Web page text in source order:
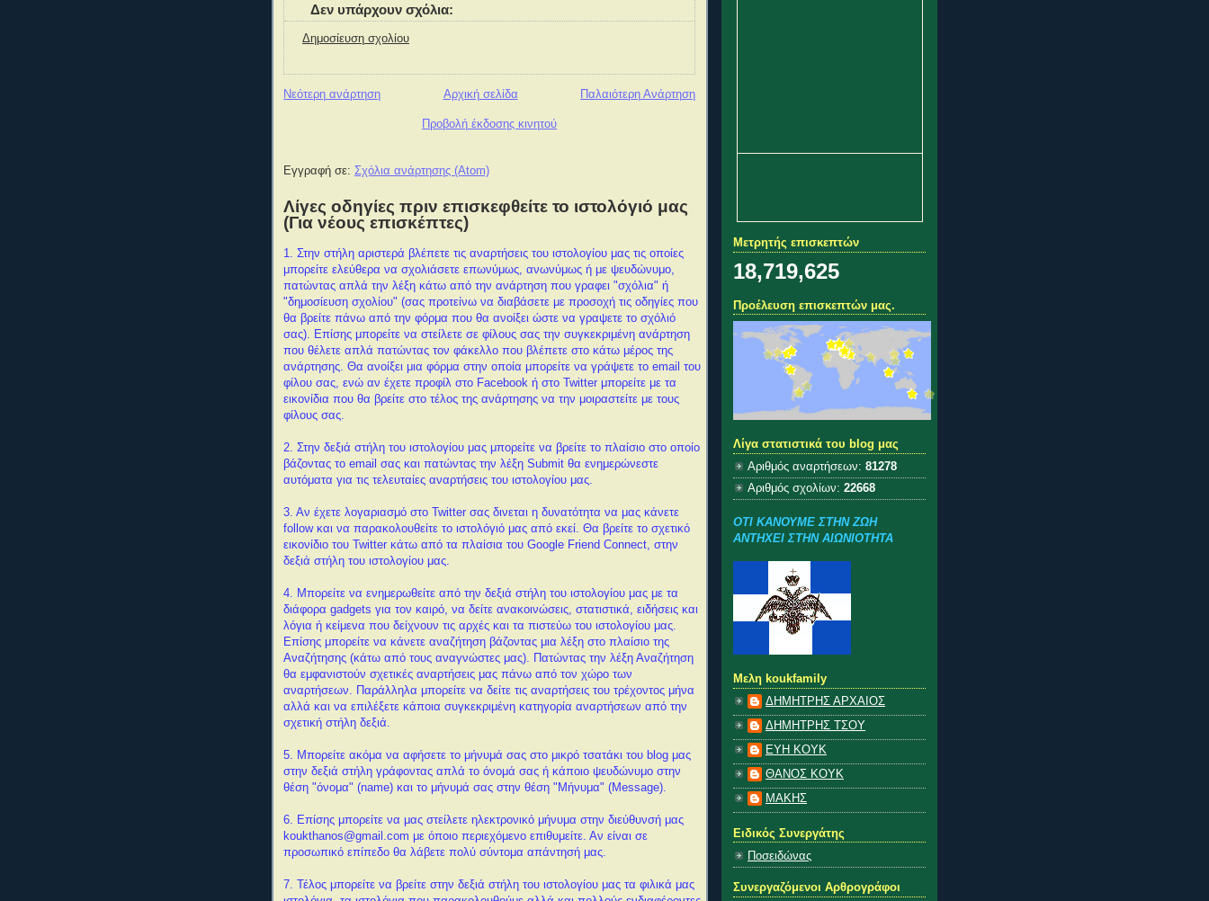
Δεν υπάρχουν σχόλια:
Δημοσίευση σχολίου
Νεότερη ανάρτηση Παλαιότερη Ανάρτηση
Αρχική σελίδα
Προβολή έκδοσης κινητού
Εγγραφή σε: Σχόλια ανάρτησης (Atom)
Λίγες οδηγίες πριν επισκεφθείτε το ιστολόγιό μας
(Για νέους επισκέπτες)
1. Στην στήλη αριστερά βλέπετε τις αναρτήσεις του ιστολογίου μας τις οποίες
μπορείτε ελεύθερα να σχολιάσετε επωνύμως, ανωνύμως ή με ψευδώνυμο,
πατώντας απλά την λέξη κάτω από την ανάρτηση που γραφει "σχόλια" ή
"δημοσίευση σχολίου" (σας προτείνω να διαβάσετε με προσοχή τις οδηγίες που
θα βρείτε πάνω από την φόρμα που θα ανοίξει ώστε να γραψετε το σχόλιό
σας). Επίσης μπορείτε να στείλετε σε φίλους σας την συγκεκριμένη ανάρτηση
που θέλετε απλά πατώντας τον φάκελλο που βλέπετε στο κάτω μέρος της
ανάρτησης. Θα ανοίξει μια φόρμα στην οποία μπορείτε να γράψετε το email του
φίλου σας, ενώ αν έχετε προφίλ στο Facebook ή στο Twitter μπορείτε με τα
εικονίδια που θα βρείτε στο τέλος της ανάρτησης να την μοιραστείτε με τους
φίλους σας.
2. Στην δεξιά στήλη του ιστολογίου μας μπορείτε να βρείτε το πλαίσιο στο οποίο
βάζοντας το email σας και πατώντας την λέξη Submit θα ενημερώνεστε
αυτόματα για τις τελευταίες αναρτήσεις του ιστολογίου μας.
3. Αν έχετε λογαριασμό στο Twitter σας δινεται η δυνατότητα να μας κάνετε
follow και να παρακολουθείτε το ιστολόγιό μας από εκεί. Θα βρείτε το σχετικό
εικονίδιο του Twitter κάτω από τα πλαίσια του Google Friend Connect, στην
δεξιά στήλη του ιστολογίου μας.
4. Μπορείτε να ενημερωθείτε από την δεξιά στήλη του ιστολογίου μας με τα
διάφορα gadgets για τον καιρό, να δείτε ανακοινώσεις, στατιστικά, ειδήσεις και
λόγια ή κείμενα που δείχνουν τις αρχές και τα πιστεύω του ιστολογίου μας.
Επίσης μπορείτε να κάνετε αναζήτηση βάζοντας μια λέξη στο πλαίσιο της
Αναζήτησης (κάτω από τους αναγνώστες μας). Πατώντας την λέξη Αναζήτηση
θα εμφανιστούν σχετικές αναρτήσεις μας πάνω από τον χώρο των
αναρτήσεων. Παράλληλα μπορείτε να δείτε τις αναρτήσεις του τρέχοντος μήνα
αλλά και να επιλέξετε κάποια συγκεκριμένη κατηγορία αναρτήσεων από την
σχετική στήλη δεξιά.
5. Μπορείτε ακόμα να αφήσετε το μήνυμά σας στο μικρό τσατάκι του blog μας
στην δεξιά στήλη γράφοντας απλά το όνομά σας ή κάποιο ψευδώνυμο στην
θέση "όνομα" (name) και το μήνυμά σας στην θέση "Μήνυμα" (Message).
6. Επίσης μπορείτε να μας στείλετε ηλεκτρονικό μήνυμα στην διεύθυνσή μας
koukthanos@gmail.com με όποιο περιεχόμενο επιθυμείτε. Αν είναι σε
προσωπικό επίπεδο θα λάβετε πολύ σύντομα απάντησή μας.
7. Τέλος μπορείτε να βρείτε στην δεξιά στήλη του ιστολογίου μας τα φιλικά μας
Μετρητής επισκεπτών
18,719,625
Προέλευση επισκεπτών μας.
Λίγα στατιστικά του blog μας
Αριθμός αναρτήσεων: 81278
Αριθμός σχολίων: 22668
ΟΤΙ ΚΑΝΟΥΜΕ ΣΤΗΝ ΖΩΗ
ΑΝΤΗΧΕΙ ΣΤΗΝ ΑΙΩΝΙΟΤΗΤΑ
Μελη koukfamily
ΔΗΜΗΤΡΗΣ ΑΡΧΑΙΟΣ
ΔΗΜΗΤΡΗΣ ΤΣΟΥ
ΕΥΗ ΚΟΥΚ
ΘΑΝΟΣ ΚΟΥΚ
ΜΑΚΗΣ
Ειδικός Συνεργάτης
Ποσειδώνας
Συνεργαζόμενοι Αρθρογράφοι